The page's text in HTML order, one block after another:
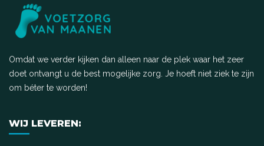
Omdat we verder kijken dan alleen naar de plek waar het zeer
doet ontvangt u de best mogelijke zorg. Je hoeft niet ziek te zijn
om béter te worden!
WIJ LEVEREN: